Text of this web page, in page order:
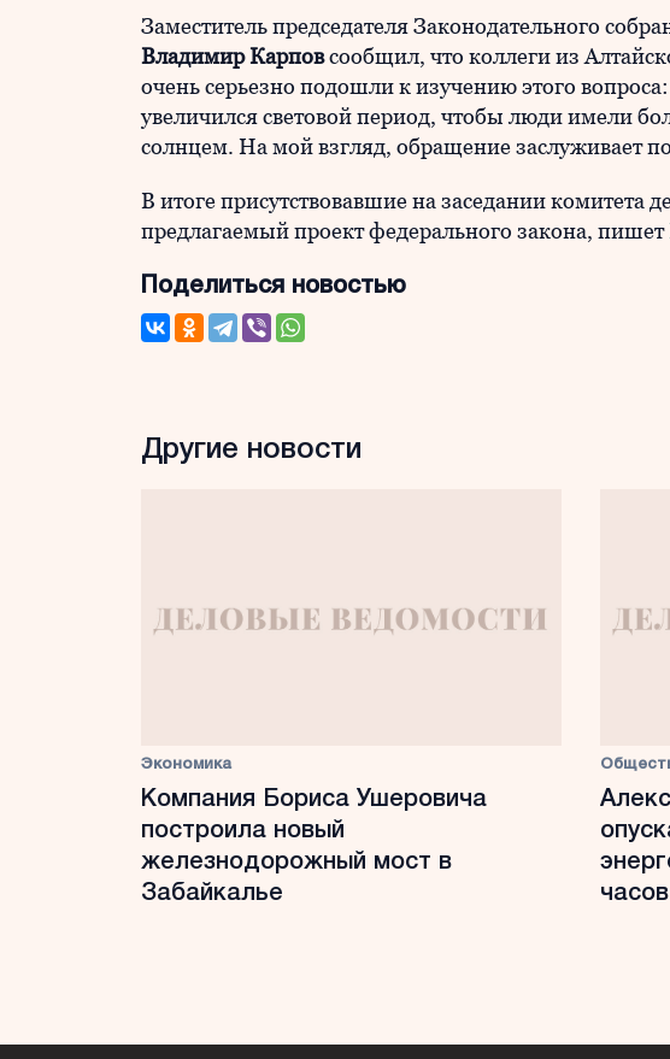
Заместитель председателя Законодательного
Владимир Карповсообщил, что коллеги из
очень серьезно подошли к изучению этого
увеличился световой период, чтобы люди имели
солнцем. На мой взгляд, обращение заслуживает
В итоге присутствовавшие на заседании комитета
предлагаемый проект федерального закона, пишет
Поделиться новостью
Другие новости
Экономика
Компания Бориса Ушеровича
построила новый
железнодорожный мост в
Забайкалье